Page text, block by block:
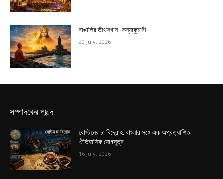
বাঙালির তীর্থস্থান -কন্যাকুমারী
20 July, 2026
সম্পাদকের পছন্দ
বোস্টনের চা বিদ্রোহ: বাংলার সঙ্গে এক অপ্রত্যাশিত
ঐতিহাসিক যোগসূত্র
16 July, 2026